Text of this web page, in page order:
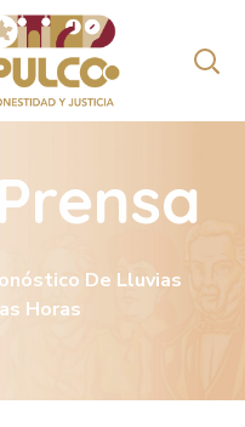
De Lluvias
Horas